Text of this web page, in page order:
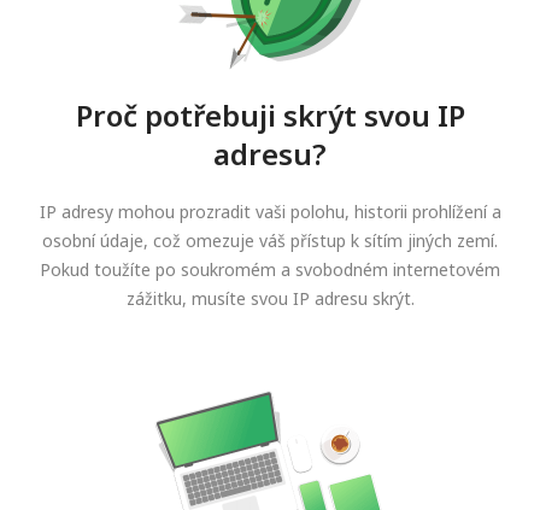
Proč potřebuji skrýt svou IP
adresu?
IP adresy mohou prozradit vaši polohu, historii prohlížení a
osobní údaje, což omezuje váš přístup k sítím jiných zemí.
Pokud toužíte po soukromém a svobodném internetovém
zážitku, musíte svou IP adresu skrýt.